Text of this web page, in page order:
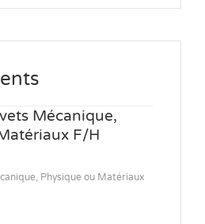
Mécanique,
F/H
Physique ou Matériaux